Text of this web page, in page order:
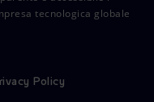
tecnologica globale
Policy